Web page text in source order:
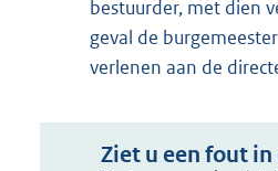
bestuurder, met dien
geval de
verlenen aan de
Ziet u een fout in